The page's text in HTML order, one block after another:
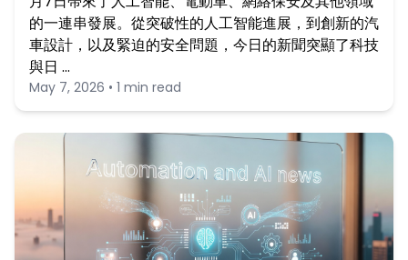
的一連串發展。從突破性的人工智能進展，到創新的汽
車設計，以及緊迫的安全問題，今日的新聞突顯了科技
與日 …
May 7, 2026 • 1 min read